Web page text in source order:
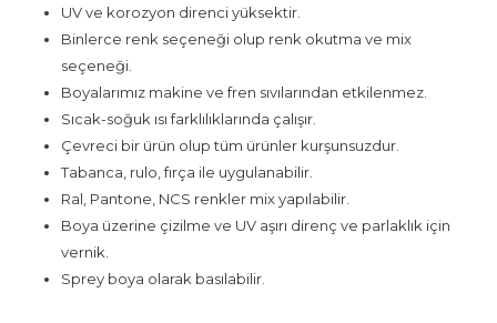
UV ve korozyon direnci yüksektir.
Binlerce renk seçeneği olup renk okutma ve mix
seçeneği.
Boyalarımız makine ve fren sıvılarından etkilenmez.
Sıcak-soğuk ısı farklılıklarında çalışır.
Çevreci bir ürün olup tüm ürünler kurşunsuzdur.
Tabanca, rulo, fırça ile uygulanabilir.
Ral, Pantone, NCS renkler mix yapılabilir.
Boya üzerine çizilme ve UV aşırı direnç ve parlaklık için
vernik.
Sprey boya olarak basılabilir.